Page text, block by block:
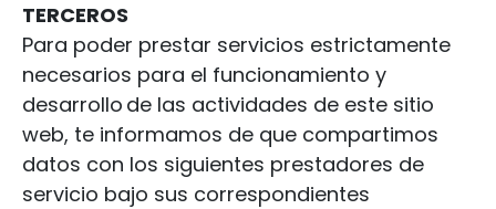
TERCEROS
Para poder prestar servicios estrictamente
necesarios para el funcionamiento y
desarrollo de las actividades de este sitio
web, te informamos de que compartimos
datos con los siguientes prestadores de
servicio bajo sus correspondientes